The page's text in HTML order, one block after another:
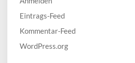
Eintrags-Feed
Kommentar-Feed
WordPress.org